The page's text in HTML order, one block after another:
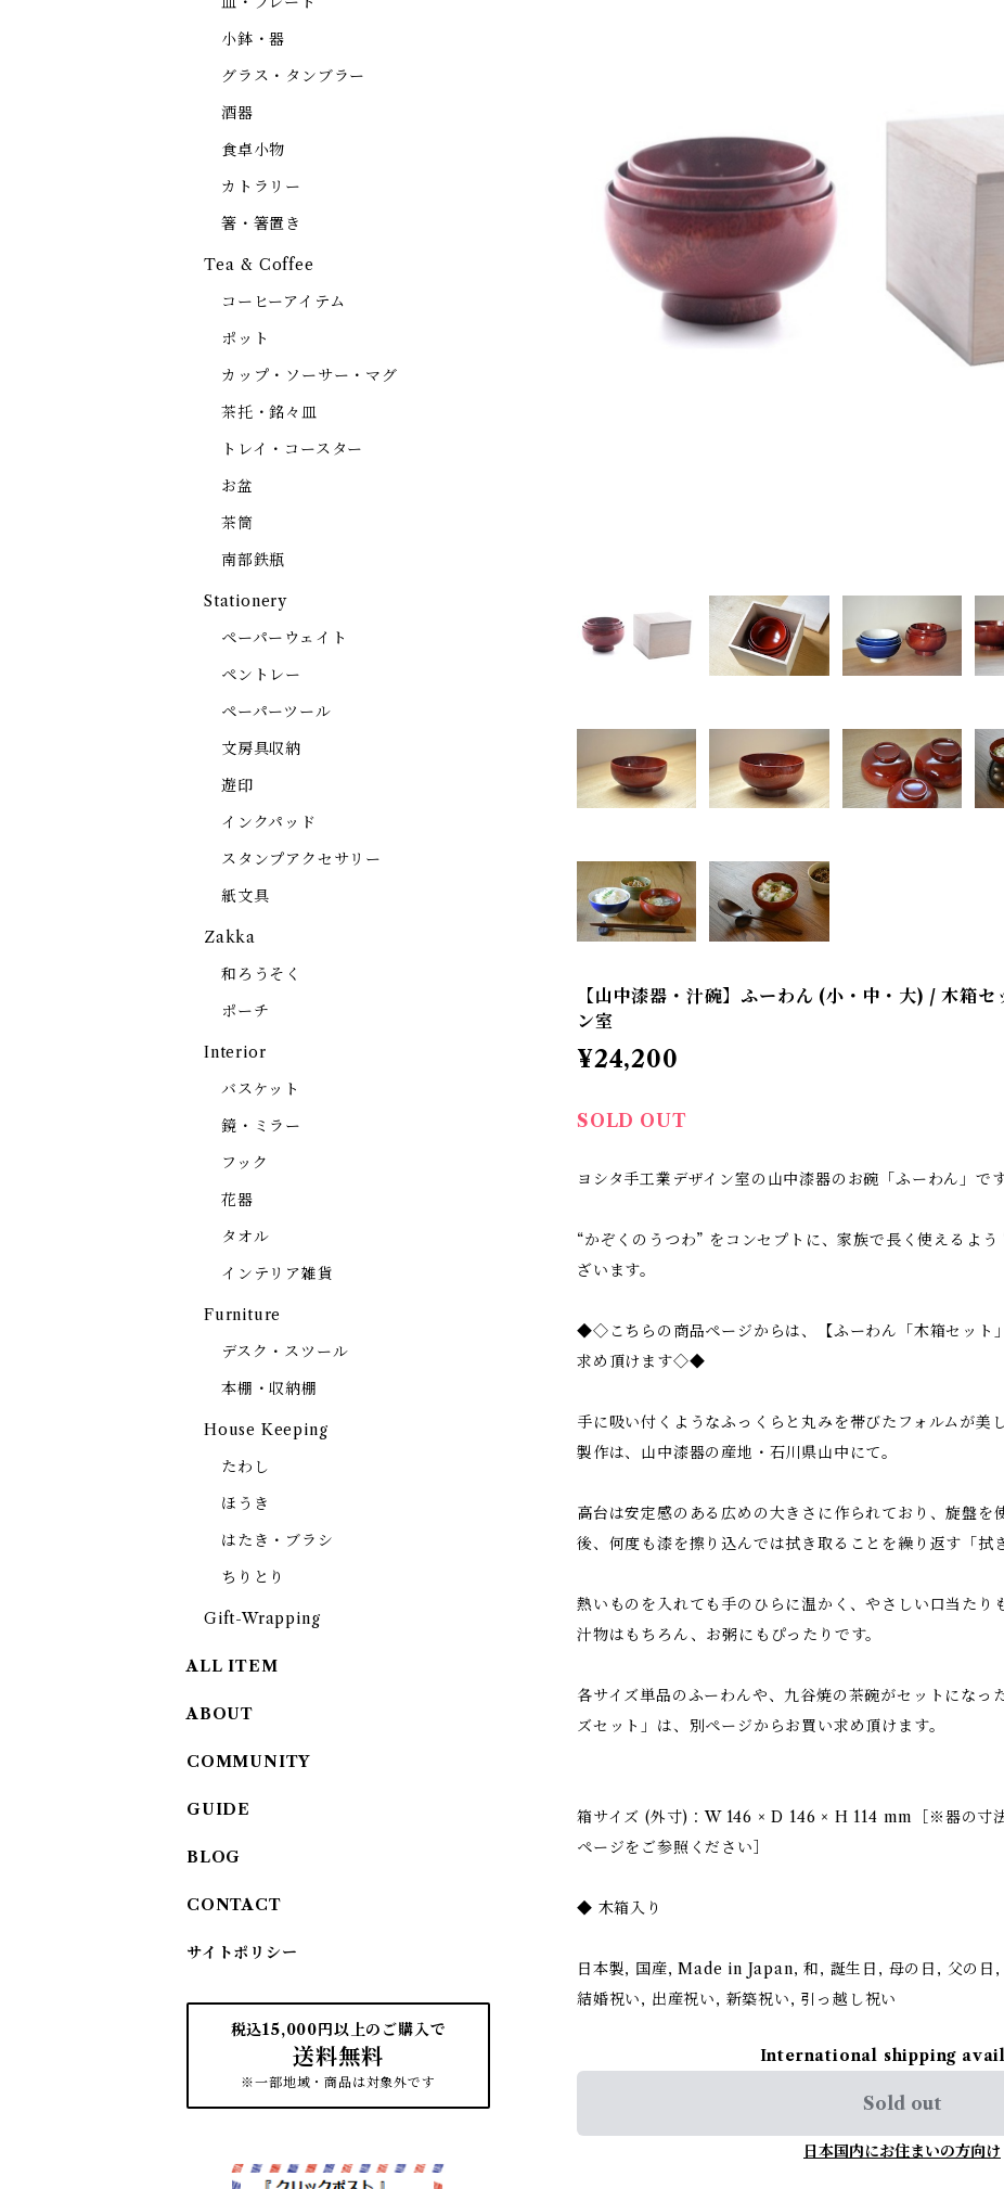
【山中漆器・汁碗】ふーわん (小・中・大) / 木箱セ
ン室
¥24,200
SOLD OUT
ヨシタ手工業デザイン室の山中漆器のお碗「ふーわん」です
“かぞくのうつわ” をコンセプトに、家族で長く使えるよう
ざいます。
◆◇こちらの商品ページからは、【ふーわん「木箱セット
求め頂けます◇◆
手に吸い付くようなふっくらと丸みを帯びたフォルムが美
製作は、山中漆器の産地・石川県山中にて。
高台は安定感のある広めの大きさに作られており、旋盤を
後、何度も漆を擦り込んでは拭き取ることを繰り返す「拭
熱いものを入れても手のひらに温かく、やさしい口当たり
汁物はもちろん、お粥にもぴったりです。
各サイズ単品のふーわんや、九谷焼の茶碗がセットになっ
ズセット」は、別ページからお買い求め頂けます。
箱サイズ (外寸)：W 146 × D 146 × H 114 mm［※器の寸
ページをご参照ください］
◆ 木箱入り
日本製, 国産, Made in Japan, 和, 誕生日, 母の日, 父の日,
結婚祝い, 出産祝い, 新築祝い, 引っ越し祝い
International shipping
Sold out
日本国内にお住まいの方向け
小鉢・器
グラス・タンブラー
酒器
食卓小物
カトラリー
箸・箸置き
Tea & Coffee
コーヒーアイテム
ポット
カップ・ソーサー・マグ
茶托・銘々皿
トレイ・コースター
お盆
茶筒
南部鉄瓶
Stationery
ペーパーウェイト
ペントレー
ペーパーツール
文房具収納
遊印
インクパッド
スタンプアクセサリー
紙文具
Zakka
和ろうそく
ポーチ
Interior
バスケット
鏡・ミラー
フック
花器
タオル
インテリア雑貨
Furniture
デスク・スツール
本棚・収納棚
House Keeping
たわし
ほうき
はたき・ブラシ
ちりとり
Gift-Wrapping
ALL ITEM
ABOUT
COMMUNITY
GUIDE
BLOG
CONTACT
サイトポリシー
税込15,000円以上のご購入で
送料無料
※一部地域・商品は対象外です